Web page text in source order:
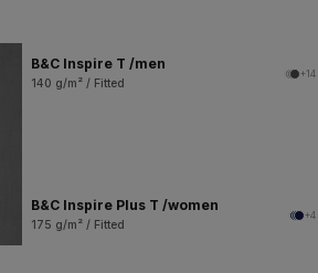
B&C Inspire T /men
140 g/m² / Fitted
+14
B&C Inspire Plus T /women
175 g/m² / Fitted
+4